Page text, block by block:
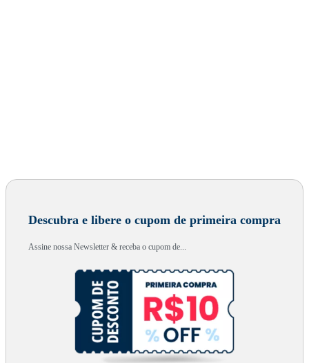
Descubra e libere o cupom de primeira compra
Assine nossa Newsletter & receba o cupom de...